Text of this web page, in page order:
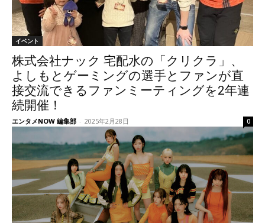
イベント
株式会社ナック 宅配水の「クリクラ」、
よしもとゲーミングの選手とファンが直
接交流できるファンミーティングを2年連
続開催！
エンタメNOW 編集部 - 2025年2月28日 0